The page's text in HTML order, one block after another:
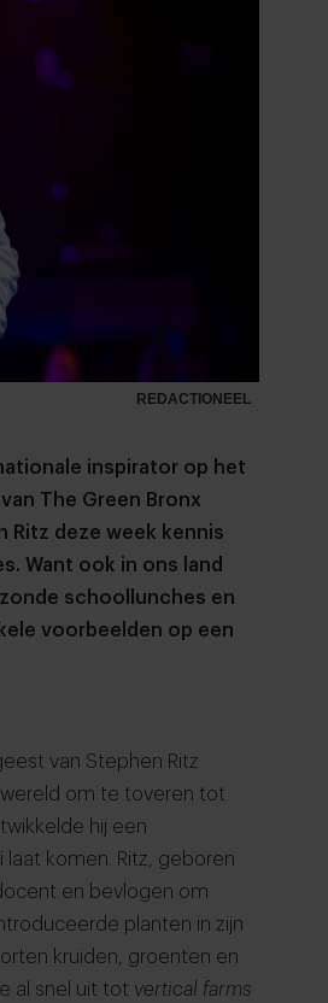
REDACTIONEEL
inspirator op het
The Green Bronx
Ritz deze week kennis
Want ook in ons land
schoollunches en
voorbeelden op een
van Stephen Ritz
om te toveren tot
hij een
komen. Ritz, geboren
en bevlogen om
planten in zijn
kruiden, groenten en
al snel uit tot vertical farms